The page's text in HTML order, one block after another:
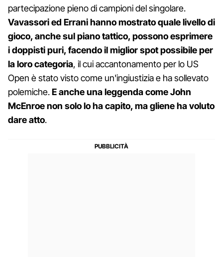
partecipazione pieno di campioni del singolare.
Vavassori ed Errani hanno mostrato quale livello di
gioco, anche sul piano tattico, possono esprimere
i doppisti puri, facendo il miglior spot possibile per
la loro categoria, il cui accantonamento per lo US
Open è stato visto come un'ingiustizia e ha sollevato
polemiche.E anche una leggenda come John
McEnroe non solo lo ha capito, ma gliene ha voluto
dare atto.